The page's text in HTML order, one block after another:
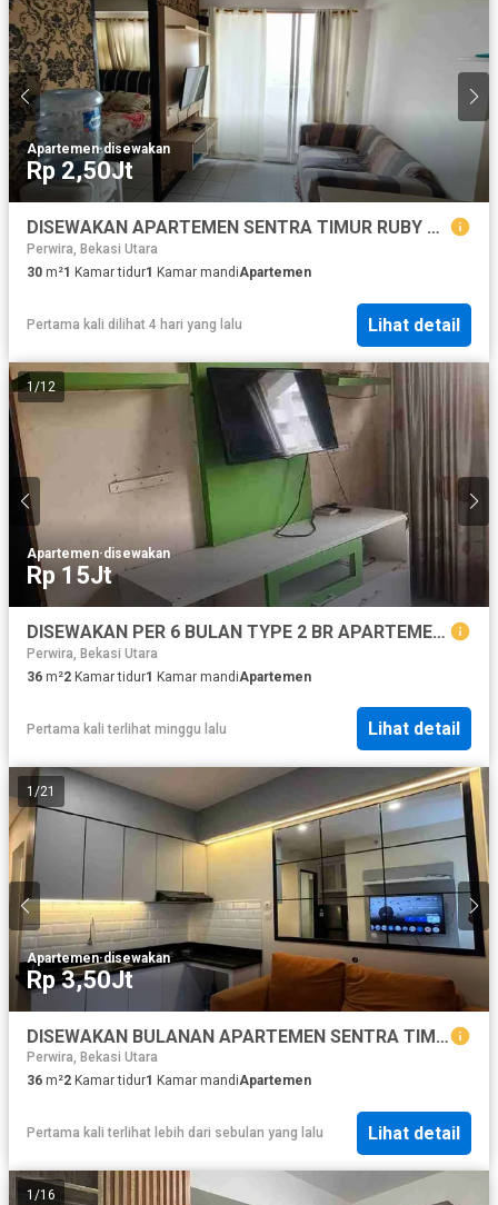
Apartemen·disewakan
Rp 2,50Jt
DISEWAKAN APARTEMEN SENTRA TIMUR RUBY TOWER
Perwira, Bekasi Utara
30 m²1 Kamar tidur1 Kamar mandiApartemen
Pertama kali dilihat 4 hari yang lalu Lihat detail
1 /12
Apartemen·disewakan
Rp 15Jt
DISEWAKAN PER 6 BULAN TYPE 2 BR APARTEMEN CAKUNG
Perwira, Bekasi Utara
36 m²2 Kamar tidur1 Kamar mandiApartemen
Pertama kali terlihat minggu lalu Lihat detail
1 /21
Apartemen·disewakan
Rp 3,50Jt
DISEWAKAN BULANAN APARTEMEN SENTRA TIMUR SHAPIRE TOWER LANTAI 2
Perwira, Bekasi Utara
36 m²2 Kamar tidur1 Kamar mandiApartemen
Pertama kali terlihat lebih dari sebulan yang lalu Lihat detail
1 /16